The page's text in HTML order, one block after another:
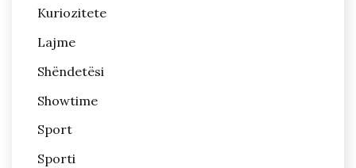
Kuriozitete
Lajme
Shëndetësi
Showtime
Sport
Sporti